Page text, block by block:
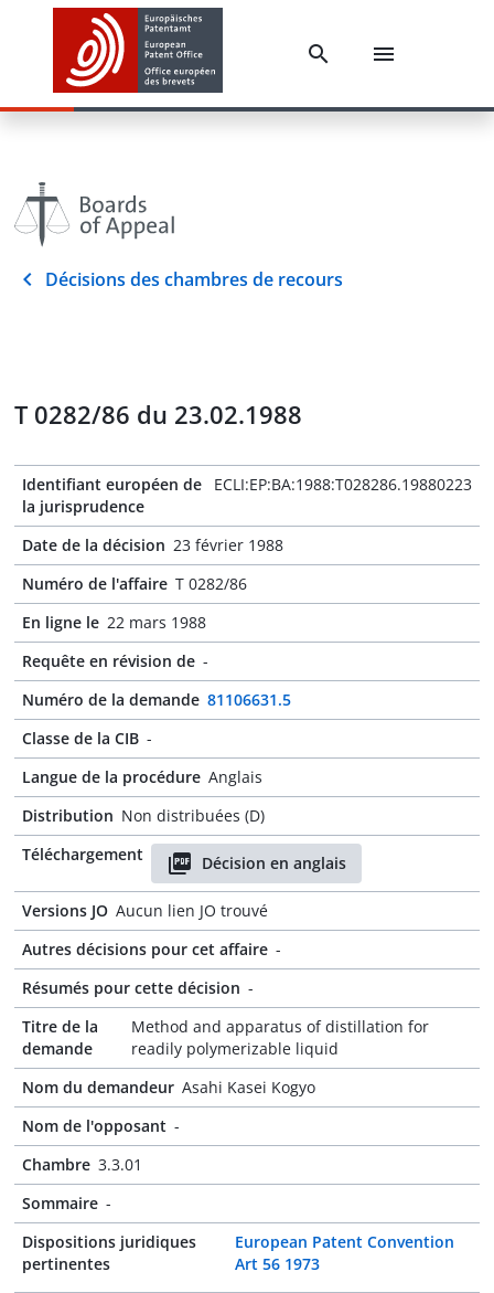
Décisions des chambres de recours
T 0282/86 du 23.02.1988
Identifiant européen de
la jurisprudence
ECLI:EP:BA:1988:T028286.19880223
Date de la décision 23 février 1988
Numéro de l'affaire T 0282/86
En ligne le 22 mars 1988
Requête en révision de -
Numéro de la demande 81106631.5
Classe de la CIB -
Langue de la procédure Anglais
Distribution Non distribuées (D)
Téléchargement
Décision en anglais
Versions JO Aucun lien JO trouvé
Autres décisions pour cet affaire -
Résumés pour cette décision -
Titre de la
demande
Method and apparatus of distillation for
readily polymerizable liquid
Nom du demandeur Asahi Kasei Kogyo
Nom de l'opposant -
Chambre 3.3.01
Sommaire -
Dispositions juridiques
pertinentes
European Patent Convention
Art 56 1973